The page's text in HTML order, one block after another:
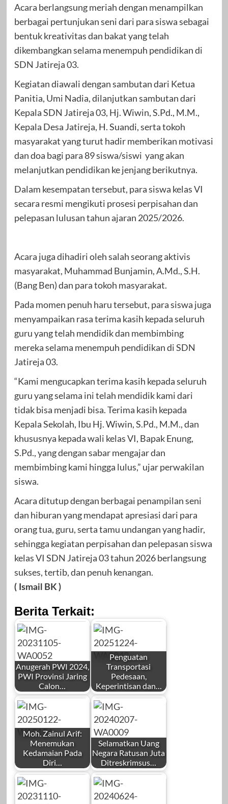
Acara berlangsung meriah dengan menampilkan
berbagai pertunjukan seni dari para siswa sebagai
bentuk kreativitas dan bakat yang telah
dikembangkan selama menempuh pendidikan di
SDN Jatireja 03.
Kegiatan diawali dengan sambutan dari Ketua
Panitia, Umi Nadia, dilanjutkan sambutan dari
Kepala SDN Jatireja 03, Hj. Wiwin, S.Pd., M.M.,
Kepala Desa Jatireja, H. Suandi, serta tokoh
masyarakat yang turut hadir memberikan motivasi
dan doa bagi para 89 siswa/siswi yang akan
melanjutkan pendidikan ke jenjang berikutnya.
Dalam kesempatan tersebut, para siswa kelas VI
secara resmi mengikuti prosesi perpisahan dan
pelepasan lulusan tahun ajaran 2025/2026.
Acara juga dihadiri oleh salah seorang aktivis
masyarakat, Muhammad Bunjamin, A.Md., S.H.
(Bang Ben) dan para tokoh masyarakat.
Pada momen penuh haru tersebut, para siswa juga
menyampaikan rasa terima kasih kepada seluruh
guru yang telah mendidik dan membimbing
mereka selama menempuh pendidikan di SDN
Jatireja 03.
“Kami mengucapkan terima kasih kepada seluruh
guru yang selama ini telah mendidik kami dari
tidak bisa menjadi bisa. Terima kasih kepada
Kepala Sekolah, Ibu Hj. Wiwin, S.Pd., M.M., dan
khususnya kepada wali kelas VI, Bapak Enung,
S.Pd., yang dengan sabar mengajar dan
membimbing kami hingga lulus,” ujar perwakilan
siswa.
Acara ditutup dengan berbagai penampilan seni
dan hiburan yang mendapat apresiasi dari para
orang tua, guru, serta tamu undangan yang hadir,
sehingga kegiatan perpisahan dan pelepasan siswa
kelas VI SDN Jatireja 03 tahun 2026 berlangsung
sukses, tertib, dan penuh kenangan.
( Ismail BK )
Berita Terkait:
Anugerah PWI 2024,
PWI Provinsi Jaring
Calon…
by
Redaksi
November 6, 2023
Penguatan
Transportasi
Pedesaan,
Keperintisan dan…
by
Redaksi
Desember 24,
2025
Moh. Zainul Arif:
Menemukan
Kedamaian Pada
Diri…
by
Redaksi
Selamatkan Uang
Negara Ratusan Juta
Ditreskrimsus…
by
Redaksi